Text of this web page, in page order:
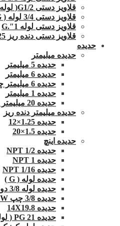
قلاویز دستی G1/2( لوله )
قلاویز دستی 3/4 لوله ( G)
قلاویز دستی لوله 1″.G
قلاویز دستی دنده ریز 10X1.25
حدیده
حدیده میلیمتر
حدیده 5 میلیمتر
حدیده 6 میلیمتر
حدیده 6 میلیمتر چپ
حدیده 1 میلیمتر
حدیده 20 میلیمتر چپ
حدیده میلیمتر دنده ریز
حدیده 1.25×12
حدیده 1.5×20
حدیده اینچ
حدیده 1/2 NPT
حدیده NPT 1
حدیده 1/16 NPT
حدیده لوله ( G )
حدیده لوله 3/8 دور کوچک
حدیده 3/8 چپ BSW
حدیده 14X19.8
حدیده 21 PG ( لوله برق )